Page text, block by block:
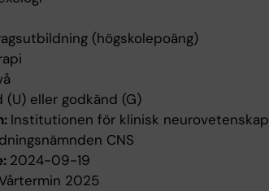
(högskolepoäng)
(U) eller godkänd (G)
Institutionen för klinisk neurovetenskap
CNS
2024-09-19
2025